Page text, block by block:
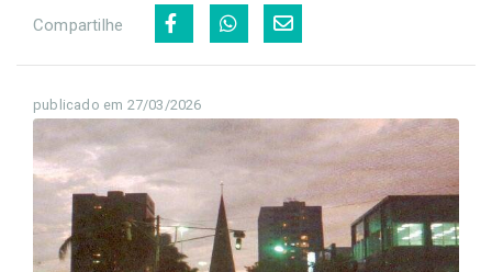
Compartilhe
publicado em 27/03/2026